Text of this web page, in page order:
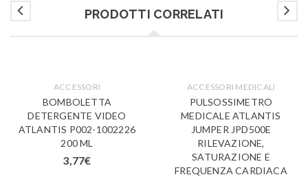
PRODOTTI CORRELATI
ACCESSORI
BOMBOLETTA
DETERGENTE VIDEO
ATLANTIS P002-1002226
200 ML
3,77€
ACCESSORI MEDICALI
PULSOSSIMETRO
MEDICALE ATLANTIS
JUMPER JPD500E
RILEVAZIONE,
SATURAZIONE E
FREQUENZA CARDIACA